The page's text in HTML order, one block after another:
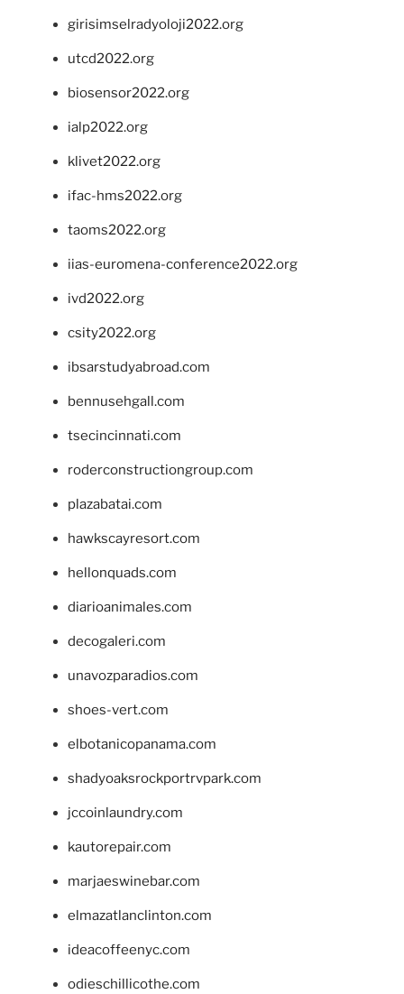
girisimselradyoloji2022.org
utcd2022.org
biosensor2022.org
ialp2022.org
klivet2022.org
ifac-hms2022.org
taoms2022.org
iias-euromena-conference2022.org
ivd2022.org
csity2022.org
ibsarstudyabroad.com
bennusehgall.com
tsecincinnati.com
roderconstructiongroup.com
plazabatai.com
hawkscayresort.com
hellonquads.com
diarioanimales.com
decogaleri.com
unavozparadios.com
shoes-vert.com
elbotanicopanama.com
shadyoaksrockportrvpark.com
jccoinlaundry.com
kautorepair.com
marjaeswinebar.com
elmazatlanclinton.com
ideacoffeenyc.com
odieschillicothe.com